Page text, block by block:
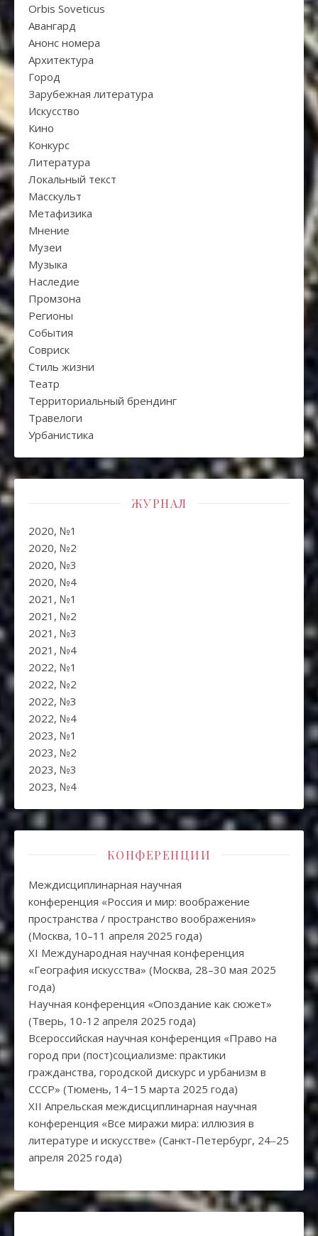
Orbis Soveticus
Авангард
Анонс номера
Архитектура
Город
Зарубежная литература
Искуcство
Кино
Конкурс
Литература
Локальный текст
Масскульт
Метафизика
Мнение
Музеи
Музыка
Наследие
Промзона
Регионы
События
Совриск
Стиль жизни
Театр
Территориальный брендинг
Травелоги
Урбанистика
ЖУРНАЛ
2020, №1
2020, №2
2020, №3
2020, №4
2021, №1
2021, №2
2021, №3
2021, №4
2022, №1
2022, №2
2022, №3
2022, №4
2023, №1
2023, №2
2023, №3
2023, №4
КОНФЕРЕНЦИИ
Междисциплинарная научная
конференция «Россия и мир: воображение
пространства / пространство воображения»
(Москва, 10–11 апреля 2025 года)
XI Международная научная конференция
«География искусства» (Москва, 28–30 мая 2025
года)
Научная конференция «Опоздание как сюжет»
(Тверь, 10-12 апреля 2025 года)
Всероссийская научная конференция «Право на
город при (пост)социализме: практики
гражданства, городской дискурс и урбанизм в
СССР» (Тюмень, 14−15 марта 2025 года)
XII Апрельская междисциплинарная научная
конференция «Все миражи мира: иллюзия в
литературе и искусстве» (Санкт-Петербург, 24‒25
апреля 2025 года)